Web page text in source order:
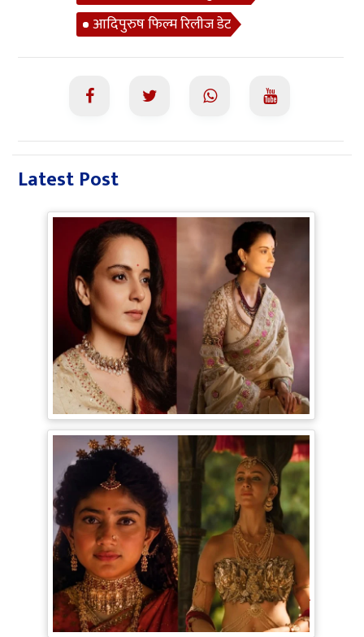
आदिपुरुष फिल्म रिलीज डेट
Latest Post
Bollywood Gossip: Gen Z को 'गटरछाप'
कहने वाली Kangana Ranaut के बदले सुर, दी
Digital Age में जीने की सीख
Ramayana Trailer: सीता से ज्यादा Rakul
Preet Singh की चर्चा, Shurpanakha के लुक
ने लूटी महफिल